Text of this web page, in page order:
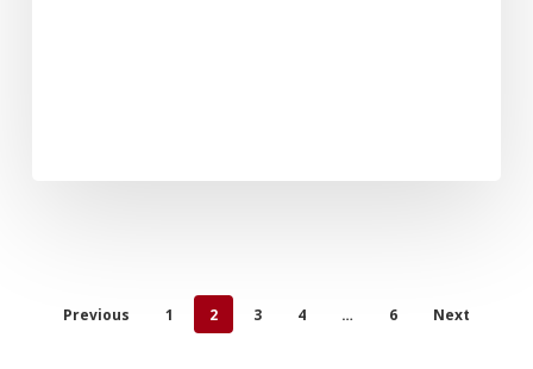
Previous 1 2 3 4 … 6 Next